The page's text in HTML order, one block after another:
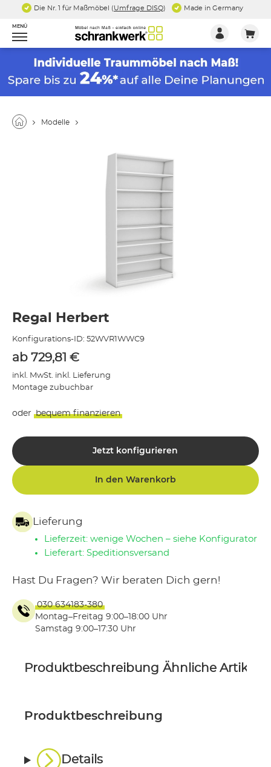
Die Nr. 1 für Maßmöbel (Umfrage DISQ) Made in Germany
MENÜ
Modelle
Regal Herbert
Konfigurations-ID: 52WVR1WWC9
ab 729,81 €
inkl. MwSt. inkl. Lieferung
Montage zubuchbar
oder bequem finanzieren
Jetzt konfigurieren
In den Warenkorb
Lieferung
Lieferzeit: wenige Wochen – siehe Konfigurator
Lieferart: Speditionsversand
Hast Du Fragen? Wir beraten Dich gern!
030 634183-380
Montag–Freitag 9:00–18:00 Uhr
Samstag 9:00–17:30 Uhr
Produktbeschreibung Ähnliche Artikel
Produktbeschreibung
Details